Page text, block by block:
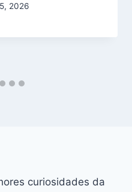
2026
curiosidades da